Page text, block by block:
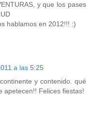
y que los pases
hablamos en 2012!!! :)
a las 5:25
y contenido. qué
apetecen!! Felices fiestas!